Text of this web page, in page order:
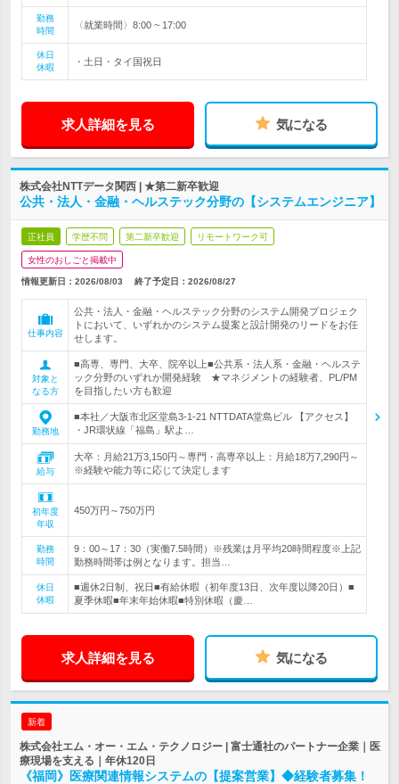
勤務
時間
〈就業時間〉8:00 ~ 17:00
休日
休暇
・土日・タイ国祝日
求人詳細を見る 気になる
株式会社NTTデータ関西 | ★第二新卒歓迎
公共・法人・金融・ヘルステック分野の【システムエンジニア】
正社員 学歴不問 第二新卒歓迎 リモートワーク可
女性のおしごと掲載中
情報更新日：2026/08/03 終了予定日： 2026/08/27
仕事内容
公共・法人・金融・ヘルステック分野のシステム開発プロジェク
トにおいて、いずれかのシステム提案と設計開発のリードをお任
せします。
対象と
なる方
■高専、専門、大卒、院卒以上■公共系・法人系・金融・ヘルステ
ック分野のいずれか開発経験 ★マネジメントの経験者、PL/PM
を目指したい方も歓迎
勤務地
■本社／大阪市北区堂島3-1-21 NTTDATA堂島ビル 【アクセス】
・JR環状線「福島」駅よ…
給与
大卒：月給21万3,150円～専門・高専卒以上：月給18万7,290円～
※経験や能力等に応じて決定します
初年度
年収
450万円～750万円
勤務
時間
9：00～17：30（実働7.5時間）※残業は月平均20時間程度※上記
勤務時間帯は例となります。担当…
休日
休暇
■週休2日制、祝日■有給休暇（初年度13日、次年度以降20日）■
夏季休暇■年末年始休暇■特別休暇（慶…
求人詳細を見る 気になる
新着
株式会社エム・オー・エム・テクノロジー | 富士通社のパートナー企業｜医
療現場を支える｜年休120日
《福岡》医療関連情報システムの【提案営業】◆経験者募集！